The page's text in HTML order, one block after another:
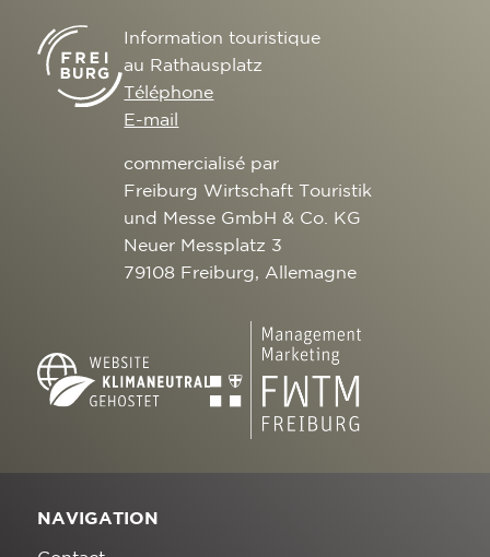
Information touristique
au Rathausplatz
Téléphone
E-mail
commercialisé par
Freiburg Wirtschaft Touristik
und Messe GmbH & Co. KG
Neuer Messplatz 3
79108 Freiburg, Allemagne
NAVIGATION